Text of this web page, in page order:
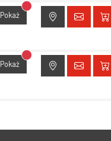
Pokaż Brak dostępu do lokalizacji
Pokaż Brak dostępu do lokalizacji